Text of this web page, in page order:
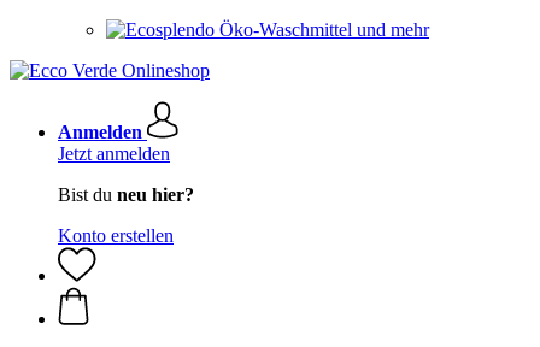
Öko-Waschmittel und mehr
Anmelden
Jetzt anmelden
Bist du neu hier?
Konto erstellen